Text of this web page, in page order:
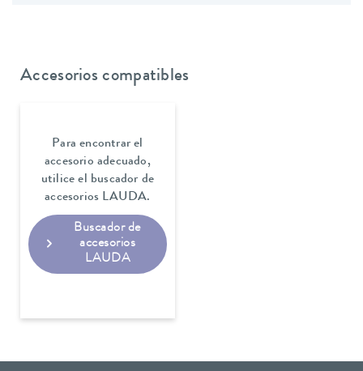
Accesorios compatibles
Para encontrar el
accesorio adecuado,
utilice el buscador de
accesorios LAUDA.
Buscador de
accesorios
LAUDA